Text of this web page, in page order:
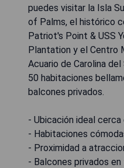
puedes visitar la Isla
of Palms, el histórico
Patriot's Point & USS
Plantation y el Centro
Acuario de Carolina
50 habitaciones
balcones privados.
- Ubicación ideal
- Habitaciones
- Proximidad a
- Balcones privados